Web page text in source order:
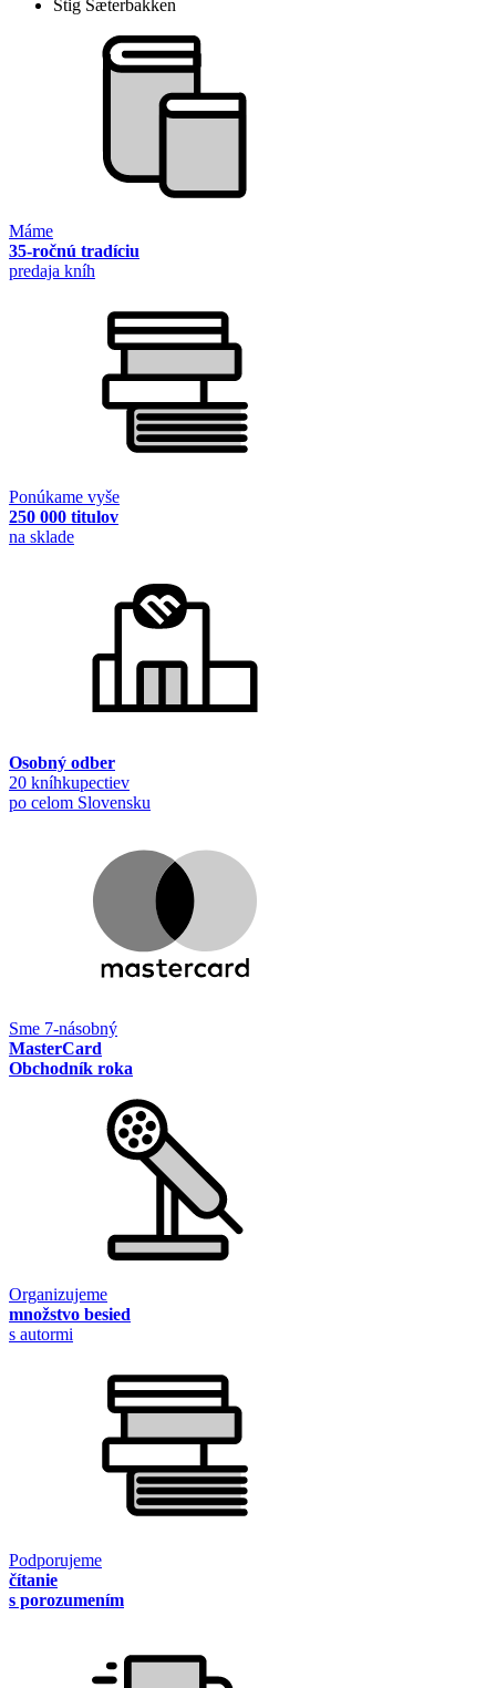
Stig Sæterbakken
Máme
35-ročnú tradíciu
predaja kníh
Ponúkame vyše
250 000 titulov
na sklade
Osobný odber
20 kníhkupectiev
po celom Slovensku
Sme 7-násobný
MasterCard
Obchodník roka
Organizujeme
množstvo besied
s autormi
Podporujeme
čítanie
s porozumením